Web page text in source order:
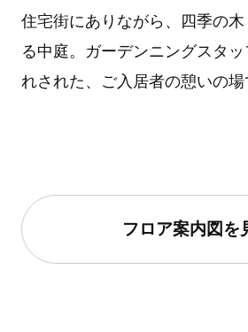
住宅街にありながら、四季の
る中庭。ガーデンニングスタ
れされた、ご入居者の憩いの場
フロア案内図を